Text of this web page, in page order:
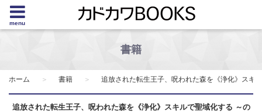
menu
書籍
ホーム 書籍 追放された転生王子、呪われた森を《浄化》スキ
追放された転生王子、呪われた森を《浄化》スキルで聖域化する ～の